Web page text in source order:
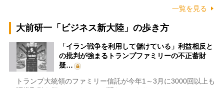
一覧を見る
大前研一「ビジネス新大陸」の歩き方
「イラン戦争を利用して儲けている」利益相反と
の批判が強まるトランプファミリーの不正蓄財
疑…
トランプ大統領のファミリー信託が今年1～3月に3000回以上も